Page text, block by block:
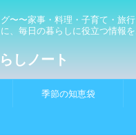
〜〜家事・料理・子育て・旅
、毎日の暮らしに役立つ情報
しノート
季節の知恵袋